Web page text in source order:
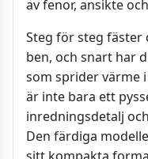
av fenor, ansikte
Steg för steg
ben, och snart har
som sprider värme
är inte bara ett
inredningsdetalj
Den färdiga